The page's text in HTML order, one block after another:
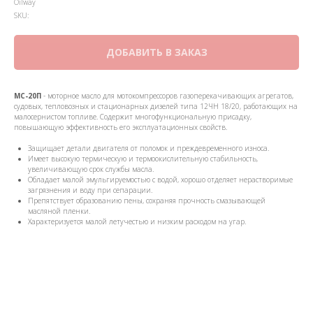
Oilway
SKU:
ДОБАВИТЬ В ЗАКАЗ
МС-20П - моторное масло для мотокомпрессоров газоперекачивающих агрегатов,
судовых, тепловозных и стационарных дизелей типа 12ЧН 18/20, работающих на
малосернистом топливе. Содержит многофункциональную присадку,
повышающую эффективность его эксплуатационных свойств.
Защищает детали двигателя от поломок и преждевременного износа.
Имеет высокую термическую и термоокислительную стабильность,
увеличивающую срок службы масла.
Обладает малой эмульгируемостью с водой, хорошо отделяет нерастворимые
загрязнения и воду при сепарации.
Препятствует образованию пены, сохраняя прочность смазывающей
масляной пленки.
Характеризуется малой летучестью и низким расходом на угар.